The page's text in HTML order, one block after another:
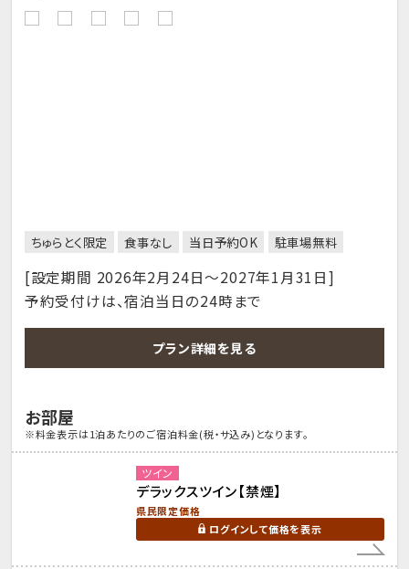
ちゅらとく限定 食事なし 当日予約OK 駐車場無料
[設定期間 2026年2月24日～2027年1月31日]
予約受付けは、宿泊当日の24時まで
プラン詳細を見る
お部屋
※料金表示は1泊あたりのご宿泊料金(税・サ込み)となります。
ツイン
デラックスツイン【禁煙】
県民限定価格
ログインして価格を表示